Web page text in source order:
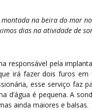
na beira do mar
dias na atividade de
responsável pela
irá fazer dois furos
esse serviço faz
d’água é pequena. A
ainda maiores e balsas.